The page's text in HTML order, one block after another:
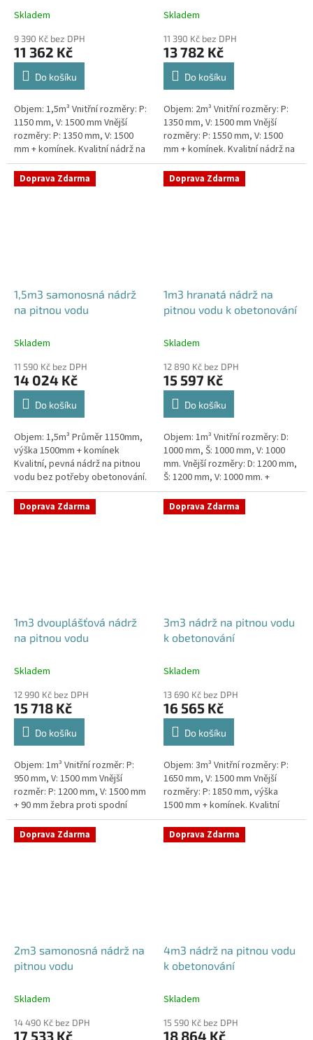
Skladem
9 390 Kč bez DPH
11 362 Kč
Do košíku
Objem: 1,5m³ Vnitřní rozměry: P:
1150 mm, V: 1500 mm Vnější
rozměry: P: 1350 mm, V: 1500
mm + komínek. Kvalitní nádrž na
pitnou vodu pod parkovací
stání. Průměr a umístění všech...
Skladem
11 390 Kč bez DPH
13 782 Kč
Do košíku
Objem: 2m³ Vnitřní rozměry: P:
1350 mm, V: 1500 mm Vnější
rozměry: P: 1550 mm, V: 1500
mm + komínek. Kvalitní nádrž na
pitnou vodu pod parkovací
stání. Průměr a umístění všech...
Doprava Zdarma
1,5m3 samonosná nádrž
na pitnou vodu
Skladem
11 590 Kč bez DPH
14 024 Kč
Do košíku
Objem: 1,5m³ Průměr 1150mm,
výška 1500mm + komínek
Kvalitní, pevná nádrž na pitnou
vodu bez potřeby obetonování.
Průměr a umístění všech
prostupů pro potrubí a hadice...
Doprava Zdarma
1m3 hranatá nádrž na
pitnou vodu k obetonování
Skladem
12 890 Kč bez DPH
15 597 Kč
Do košíku
Objem: 1m³ Vnitřní rozměry: D:
1000 mm, Š: 1000 mm, V: 1000
mm. Vnější rozměry: D: 1200 mm,
Š: 1200 mm, V: 1000 mm. +
komínek. Kvalitní nádrž na pitnou
vodu pod parkovací...
Doprava Zdarma
1m3 dvouplášťová nádrž
na pitnou vodu
Skladem
12 990 Kč bez DPH
15 718 Kč
Do košíku
Objem: 1m³ Vnitřní rozměr: P:
950 mm, V: 1500 mm Vnější
rozměr: P: 1200 mm, V: 1500 mm
+ 90 mm žebra proti spodní
vodě + komínek Kvalitní nádrž na
pitnou vodu do míst vysokou...
Doprava Zdarma
3m3 nádrž na pitnou vodu
k obetonování
Skladem
13 690 Kč bez DPH
16 565 Kč
Do košíku
Objem: 3m³ Vnitřní rozměry: P:
1650 mm, V: 1500 mm Vnější
rozměry: P: 1850 mm, výška
1500 mm + komínek. Kvalitní
nádrž na pitnou vodu pod
parkovací stání. Průměr a
umístění...
Doprava Zdarma
2m3 samonosná nádrž na
pitnou vodu
Skladem
14 490 Kč bez DPH
17 533 Kč
Doprava Zdarma
4m3 nádrž na pitnou vodu
k obetonování
Skladem
15 590 Kč bez DPH
18 864 Kč